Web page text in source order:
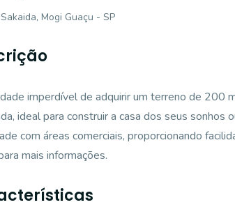
Mogi Guaçu - SP
imperdível de adquirir um terreno de 200
ideal para construir a casa dos seus sonhos
com áreas comerciais, proporcionando
mais informações.